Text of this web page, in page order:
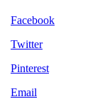
Facebook
Twitter
Pinterest
Email